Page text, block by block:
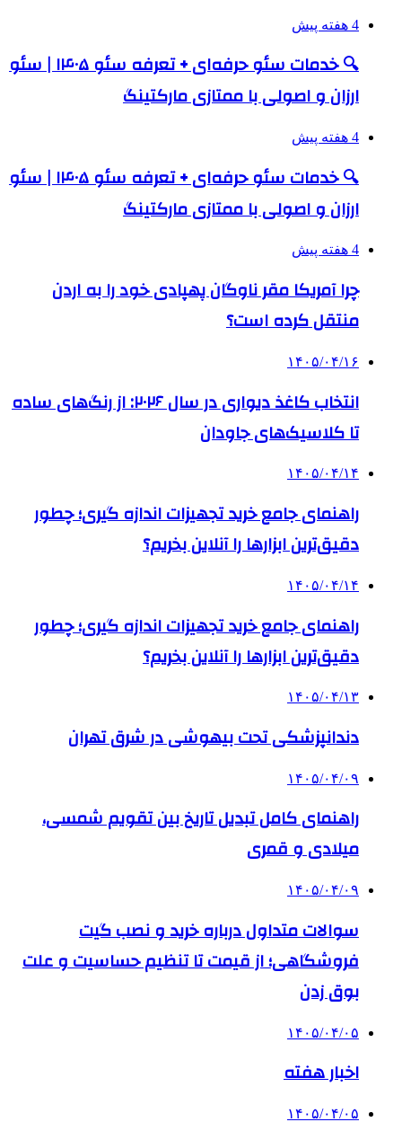
4 هفته پیش
🔍 خدمات سئو حرفه‌ای + تعرفه سئو ۱۴۰۵ | سئو
ارزان و اصولی با ممتازی مارکتینگ
4 هفته پیش
🔍 خدمات سئو حرفه‌ای + تعرفه سئو ۱۴۰۵ | سئو
ارزان و اصولی با ممتازی مارکتینگ
4 هفته پیش
چرا آمریکا مقر ناوگان پهپادی خود را به اردن
منتقل کرده است؟
۱۴۰۵/۰۴/۱۶
انتخاب کاغذ دیواری در سال ۲۰۲۶: از رنگ‌های ساده
تا کلاسیک‌های جاودان
۱۴۰۵/۰۴/۱۴
راهنمای جامع خرید تجهیزات اندازه گیری؛ چطور
دقیق‌ترین ابزارها را آنلاین بخریم؟
۱۴۰۵/۰۴/۱۴
راهنمای جامع خرید تجهیزات اندازه گیری؛ چطور
دقیق‌ترین ابزارها را آنلاین بخریم؟
۱۴۰۵/۰۴/۱۳
دندانپزشکی تحت بیهوشی در شرق تهران
۱۴۰۵/۰۴/۰۹
راهنمای کامل تبدیل تاریخ بین تقویم شمسی،
میلادی و قمری
۱۴۰۵/۰۴/۰۹
سوالات متداول درباره خرید و نصب گیت
فروشگاهی؛ از قیمت تا تنظیم حساسیت و علت
بوق زدن
۱۴۰۵/۰۴/۰۵
اخبار هفته
۱۴۰۵/۰۴/۰۵